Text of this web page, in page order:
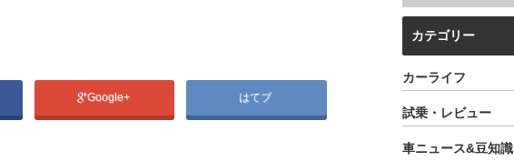
Google+ はてブ
カテゴリー
カーライフ
試乗・レビュー
車ニュース&豆知識